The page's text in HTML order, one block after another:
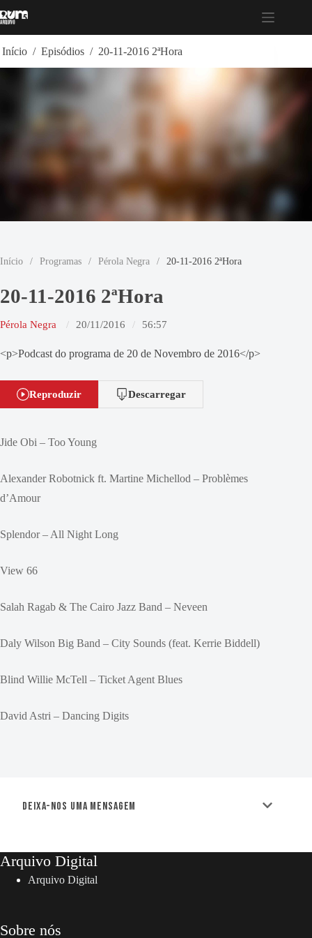
para
Início / Episódios / 20-11-2016 2ªHora
Início / Programas / Pérola Negra / 20-11-2016 2ªHora
20-11-2016 2ªHora
Pérola Negra 20/11/2016 56:57
<p>Podcast do programa de 20 de Novembro de 2016</p>
Reproduzir Descarregar
Jide Obi – Too Young
Alexander Robotnick ft. Martine Michellod – Problèmes
d’Amour
Splendor – All Night Long
View 66
Salah Ragab & The Cairo Jazz Band – Neveen
Daly Wilson Big Band – City Sounds (feat. Kerrie Biddell)
Blind Willie McTell – Ticket Agent Blues
David Astri – Dancing Digits
Deixa-nos uma mensagem
Arquivo Digital
Arquivo Digital
Sobre nós